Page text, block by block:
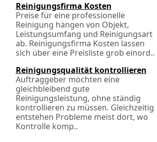
Reinigungsfirma Kosten
Preise für eine professionelle
Reinigung hängen von Objekt,
Leistungsumfang und Reinigungsart
ab. Reinigungsfirma Kosten lassen
sich über eine Preisliste grob einord..
Reinigungsqualität kontrollieren
Auftraggeber möchten eine
gleichbleibend gute
Reinigungsleistung, ohne ständig
kontrollieren zu müssen. Gleichzeitig
entstehen Probleme meist dort, wo
Kontrolle komp..